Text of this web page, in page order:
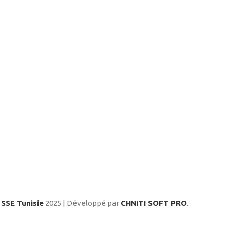
SSE Tunisie 2025 | Développé par CHNITI SOFT PRO.